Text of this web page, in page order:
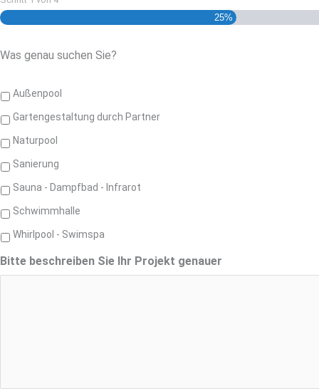
25%
Was genau suchen Sie?
Was
genau
suchen
*
Außenpool
Gartengestaltung durch Partner
Naturpool
Sanierung
Sauna - Dampfbad - Infrarot
Schwimmhalle
Whirlpool - Swimspa
Bitte beschreiben Sie Ihr Projekt genauer